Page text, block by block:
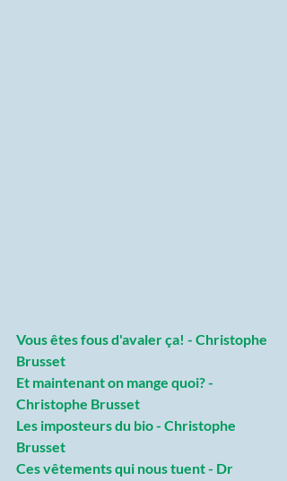
Vous êtes fous d'avaler ça! - Christophe
Brusset
Et maintenant on mange quoi? -
Christophe Brusset
Les imposteurs du bio - Christophe
Brusset
Ces vêtements qui nous tuent - Dr